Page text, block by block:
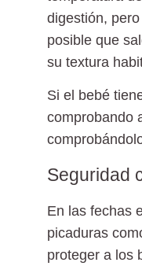
digestión,
posible que
su textura
Si el bebé
comprobando
Seguridad
En las fechas
picaduras
proteger a los